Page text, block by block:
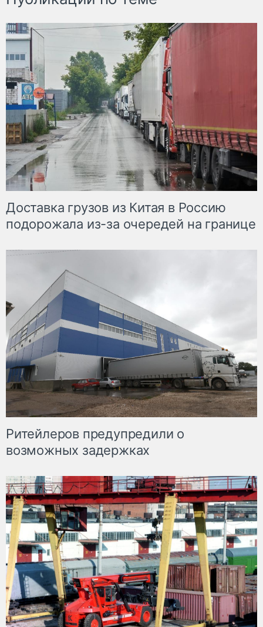
Доставка грузов из Китая в Россию
подорожала из-за очередей на границе
Ритейлеров предупредили о
возможных задержках